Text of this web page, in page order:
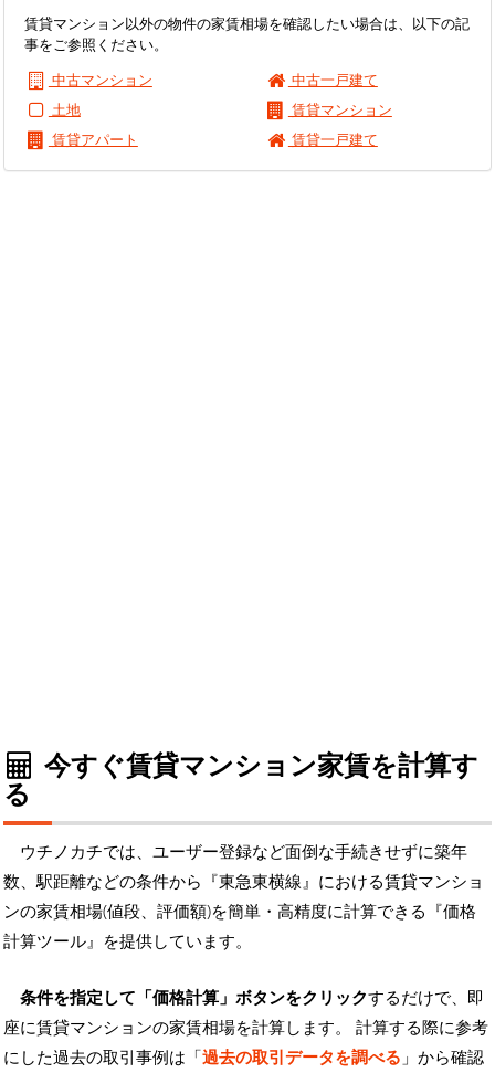
賃貸マンション以外の物件の家賃相場を確認したい場合は、以下の記
事をご参照ください。
中古マンション
中古一戸建て
土地
賃貸マンション
賃貸アパート
賃貸一戸建て
今すぐ賃貸マンション家賃を計算す
る
ウチノカチでは、ユーザー登録など面倒な手続きせずに築年
数、駅距離などの条件から『東急東横線』における賃貸マンショ
ンの家賃相場(値段、評価額)を簡単・高精度に計算できる『価格
計算ツール』を提供しています。
条件を指定して「価格計算」ボタンをクリックするだけで、即
座に賃貸マンションの家賃相場を計算します。 計算する際に参考
にした過去の取引事例は「過去の取引データを調べる 」から確認